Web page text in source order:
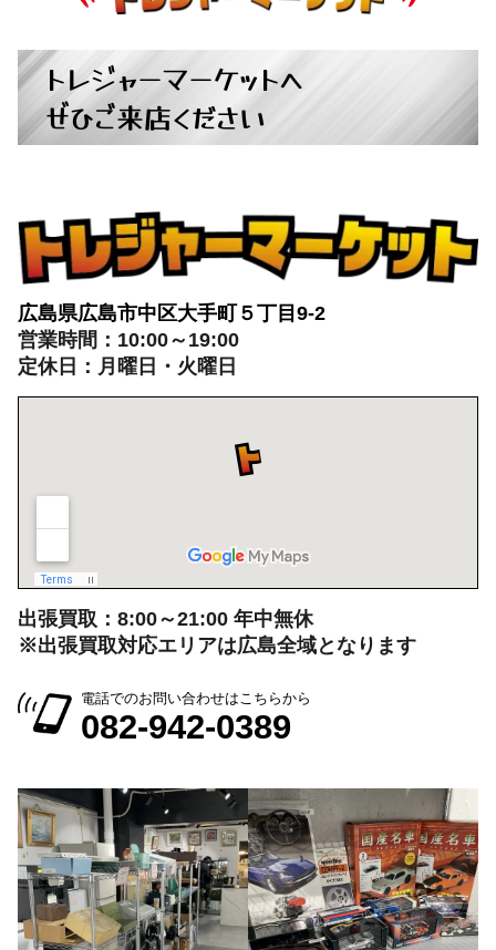
トレジャーマーケットへ
ぜひご来店ください
広島県広島市中区大手町５丁目9-2
営業時間：10:00～19:00
出張買取：8:00～21:00 年中無休
電話でのお問い合わせはこちらから